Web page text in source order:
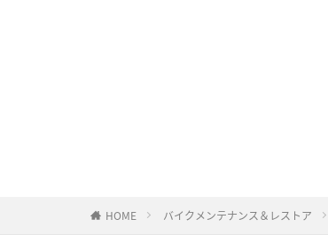
HOME バイクメンテナンス＆レストア